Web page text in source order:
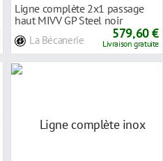
Ligne complète 2x1 passage
haut MIVV GP Steel noir
La Bécanerie 579,60 €
Livraison gratuite